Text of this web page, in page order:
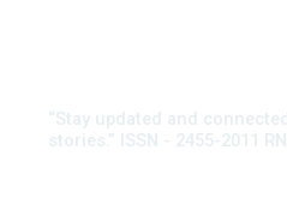
“Stay updated and
stories.” ISSN - 2455-2011